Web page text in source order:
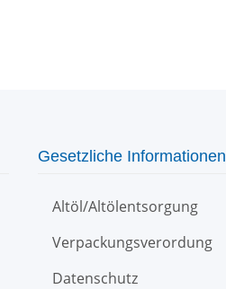
Gesetzliche Informationen
Altöl/Altölentsorgung
Verpackungsverordung
Datenschutz